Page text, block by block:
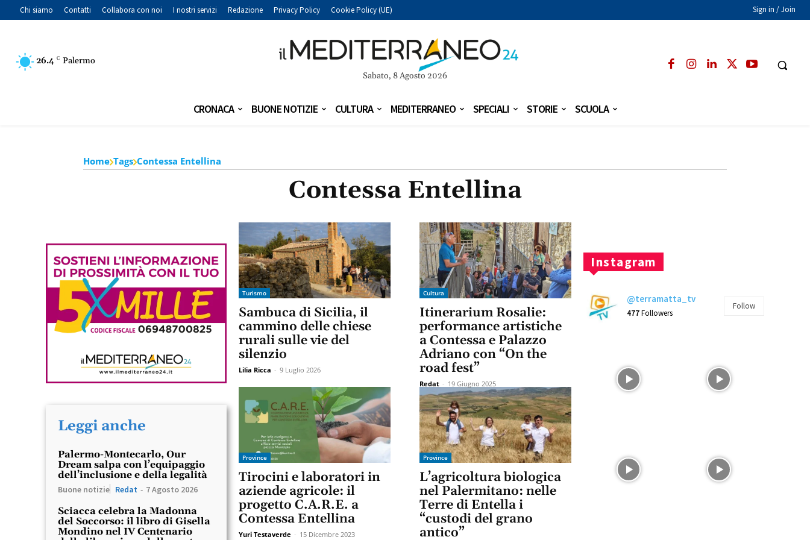
Chi siamo Contatti Collabora con noi I nostri servizi Redazione Privacy Policy Cookie Policy (UE) Sign in / Join
26.4 C Palermo
Sabato, 8 Agosto 2026
CRONACA BUONE NOTIZIE CULTURA MEDITERRANEO SPECIALI STORIE SCUOLA
Home Tags Contessa Entellina
Contessa Entellina
Leggi anche
Palermo-Montecarlo, Our
Dream salpa con l’equipaggio
dell’inclusione e della legalità
Buone notizie Redat - 7 Agosto 2026
Sciacca celebra la Madonna
del Soccorso: il libro di Gisella
Mondino nel IV Centenario
Turismo
Sambuca di Sicilia, il
cammino delle chiese
rurali sulle vie del
silenzio
Lilia Ricca - 9 Luglio 2026
Cultura
Itinerarium Rosalie:
performance artistiche
a Contessa e Palazzo
Adriano con “On the
road fest”
Redat - 19 Giugno 2025
Province
Tirocini e laboratori in
aziende agricole: il
progetto C.A.R.E. a
Contessa Entellina
Yuri Testaverde - 15 Dicembre 2023
Province
L’agricoltura biologica
nel Palermitano: nelle
Terre di Entella i
“custodi del grano
antico”
Instagram
@terramatta_tv
477Followers
Follow